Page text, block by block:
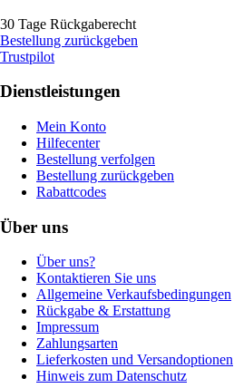
30 Tage Rückgaberecht
Bestellung zurückgeben
Trustpilot
Dienstleistungen
Mein Konto
Hilfecenter
Bestellung verfolgen
Bestellung zurückgeben
Rabattcodes
Über uns
Über uns?
Kontaktieren Sie uns
Allgemeine Verkaufsbedingungen
Rückgabe & Erstattung
Impressum
Zahlungsarten
Lieferkosten und Versandoptionen
Hinweis zum Datenschutz